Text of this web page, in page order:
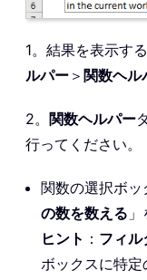
1。結果を表示す
ルパー ＞ 関数ヘル
2。 関数ヘルパー
行ってください。
関数の選択ボッ
の数を数える
ヒント ： フィル
ボックスに特定